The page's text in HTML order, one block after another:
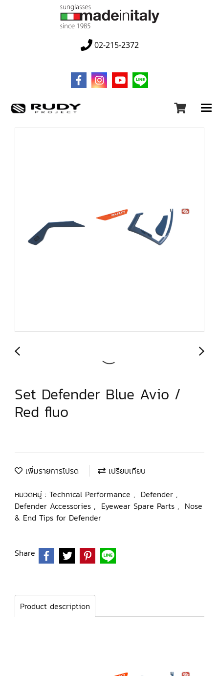
02-215-2372
Set Defender Blue Avio /
Red fluo
เพิ่มรายการโปรด
เปรียบเทียบ
หมวดหมู่ : Technical Performance , Defender ,
Defender Accessories , Eyewear Spare Parts , Nose
& End Tips for Defender
Share
Product description